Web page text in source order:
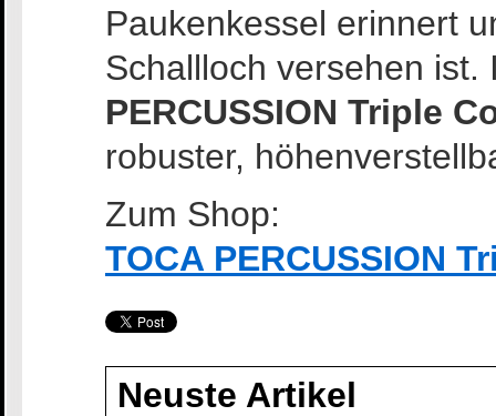
Paukenkessel erinnert
Schallloch versehen
PERCUSSION Triple
robuster,
Zum Shop:
TOCA PERCUSSION
Neuste Artikel